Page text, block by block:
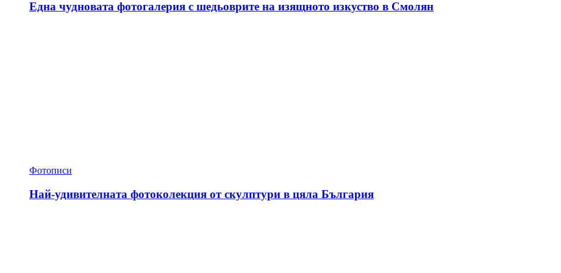
Една чудновата фотогалерия с шедьоврите на изящното изкуство в Смолян
Фотописи
Най-удивителната фотоколекция от скулптури в цяла България